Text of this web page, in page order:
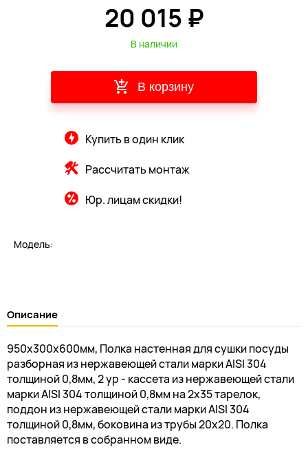
Модель:
20 015 ₽
В наличии
В корзину
Купить в один клик
Рассчитать монтаж
Юр. лицам скидки!
Описание
950х300х600мм, Полка настенная для сушки посуды
разборная из нержавеющей стали марки AISI 304
толщиной 0,8мм, 2 ур - кассета из нержавеющей стали
марки AISI 304 толщиной 0,8мм на 2х35 тарелок,
поддон из нержавеющей стали марки AISI 304
толщиной 0,8мм, боковина из трубы 20х20. Полка
поставляется в собранном виде.